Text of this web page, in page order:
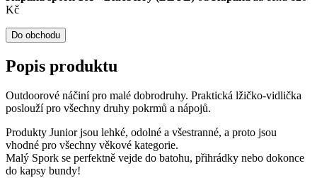
Kč
Do obchodu
Popis produktu
Outdoorové náčiní pro malé dobrodruhy. Praktická lžičko-vidlička
poslouží pro všechny druhy pokrmů a nápojů.
Produkty Junior jsou lehké, odolné a všestranné, a proto jsou
vhodné pro všechny věkové kategorie.
Malý Spork se perfektně vejde do batohu, přihrádky nebo dokonce
do kapsy bundy!